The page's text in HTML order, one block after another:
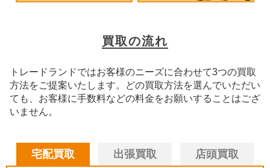
買取の流れ
トレードランドではお客様のニーズに合わせて3つの買取
方法をご提案いたします。
どの買取方法を選んでいただい
ても、お客様に手数料などの料金をお願いすることはござ
いません。
宅配買取 出張買取 店頭買取